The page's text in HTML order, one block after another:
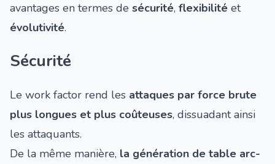
avantages en termes de sécurité, flexibilité et
évolutivité.
Sécurité
Le work factor rend les attaques par force brute
plus longues et plus coûteuses, dissuadant ainsi
les attaquants.
De la même manière, la génération de table arc-